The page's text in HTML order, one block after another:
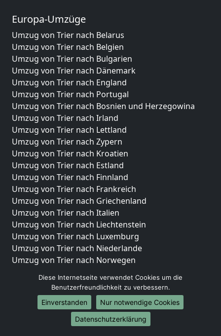
Europa-Umzüge
Umzug von Trier nach Belarus
Umzug von Trier nach Belgien
Umzug von Trier nach Bulgarien
Umzug von Trier nach Dänemark
Umzug von Trier nach England
Umzug von Trier nach Portugal
Umzug von Trier nach Bosnien und Herzegowina
Umzug von Trier nach Irland
Umzug von Trier nach Lettland
Umzug von Trier nach Zypern
Umzug von Trier nach Kroatien
Umzug von Trier nach Estland
Umzug von Trier nach Finnland
Umzug von Trier nach Frankreich
Umzug von Trier nach Griechenland
Umzug von Trier nach Italien
Umzug von Trier nach Liechtenstein
Umzug von Trier nach Luxemburg
Umzug von Trier nach Niederlande
Umzug von Trier nach Norwegen
Umzüge-Deutschlandweit
Umzug von Trier nach Berlin
Umzug von Trier nach Hamburg
Umzug von Trier nach München
Diese Internetseite verwendet Cookies um die
Benutzerfreundlichkeit zu verbessern.
Einverstanden
Nur notwendige Cookies
Datenschutzerklärung